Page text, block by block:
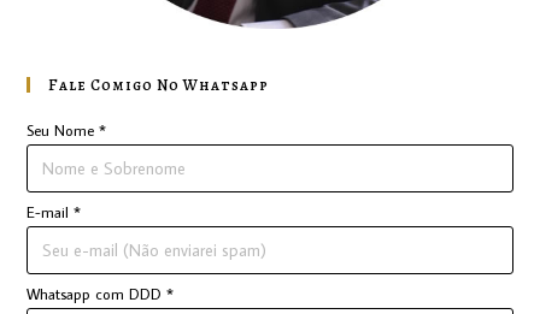
Fale Comigo No Whatsapp
Seu Nome*
E-mail*
Whatsapp com DDD*